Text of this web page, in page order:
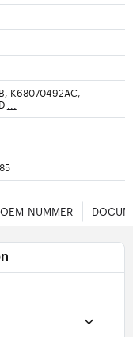
K68070492AC,
...
OEM-NUMMER